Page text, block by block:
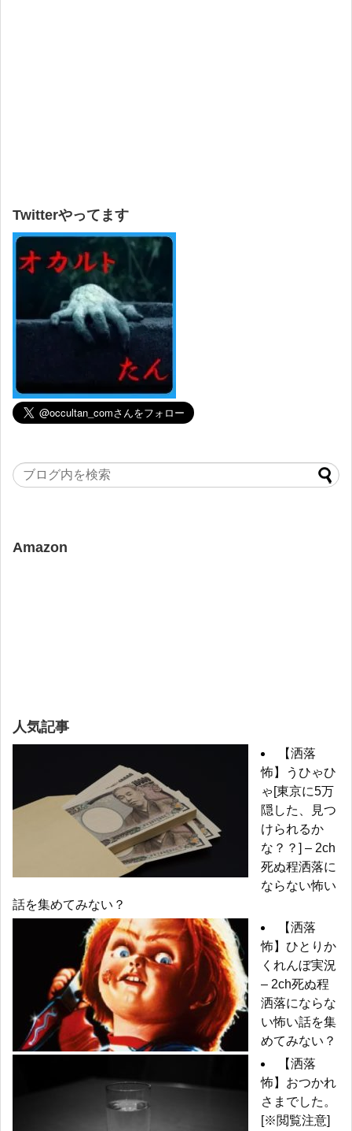
Twitterやってます
Amazon
人気記事
【洒落
怖】うひゃひ
ゃ[東京に5万
隠した、見つ
けられるか
な？？] – 2ch
死ぬ程洒落に
ならない怖い
話を集めてみない？
【洒落
怖】ひとりか
くれんぼ実況
– 2ch死ぬ程
洒落にならな
い怖い話を集
めてみない？
【洒落
怖】おつかれ
さまでした。
[※閲覧注意]